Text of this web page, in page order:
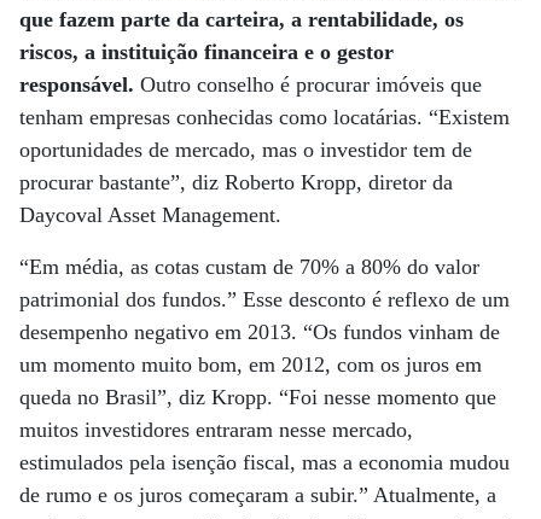
que fazem parte da carteira, a rentabilidade, os
riscos, a instituição financeira e o gestor
responsável. Outro conselho é procurar imóveis que
tenham empresas conhecidas como locatárias. “Existem
oportunidades de mercado, mas o investidor tem de
procurar bastante”, diz Roberto Kropp, diretor da
Daycoval Asset Management.
“Em média, as cotas custam de 70% a 80% do valor
patrimonial dos fundos.” Esse desconto é reflexo de um
desempenho negativo em 2013. “Os fundos vinham de
um momento muito bom, em 2012, com os juros em
queda no Brasil”, diz Kropp. “Foi nesse momento que
muitos investidores entraram nesse mercado,
estimulados pela isenção fiscal, mas a economia mudou
de rumo e os juros começaram a subir.” Atualmente, a